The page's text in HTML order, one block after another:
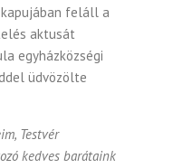
feláll a
aktusát
egyházközségi
üdvözölte
Testvér
kedves barátaink